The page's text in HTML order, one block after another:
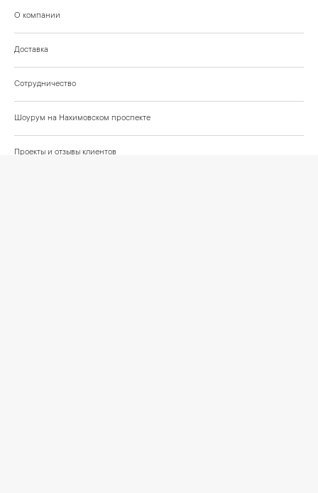
О компании
Доставка
Сотрудничество
Шоурум на Нахимовском проспекте
Проекты и отзывы клиентов